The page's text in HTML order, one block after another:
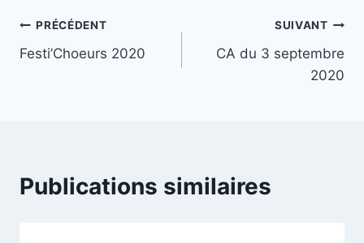
PRÉCÉDENT
Festi’Choeurs 2020
SUIVANT
CA du 3 septembre
2020
Publications similaires